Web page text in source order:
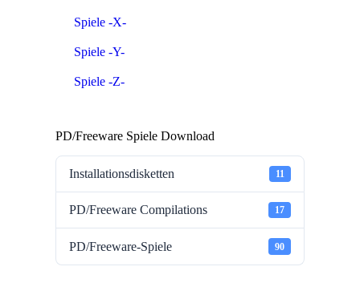
Spiele -X-
Spiele -Y-
Spiele -Z-
PD/Freeware Spiele Download
Installationsdisketten 11
PD/Freeware Compilations 17
PD/Freeware-Spiele 90